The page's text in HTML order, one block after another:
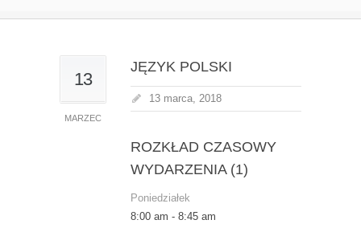
13
MARZEC
JĘZYK POLSKI
13 marca, 2018
ROZKŁAD CZASOWY
WYDARZENIA (1)
Poniedziałek
8:00 am - 8:45 am